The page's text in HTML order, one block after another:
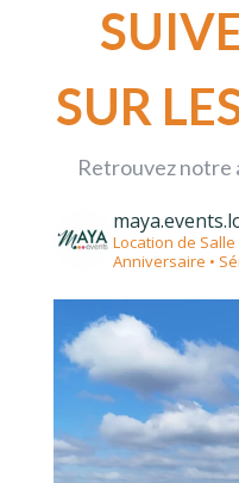
SUR
Retrouvez notre
Location de
Anniversaire •